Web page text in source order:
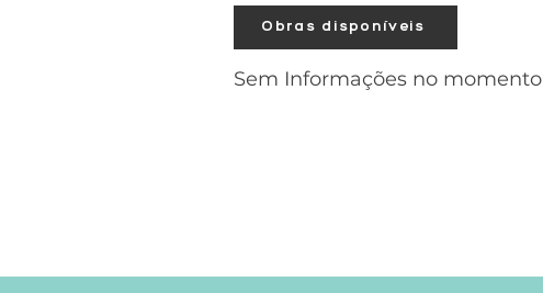
Obras disponíveis
Sem Informações no momento